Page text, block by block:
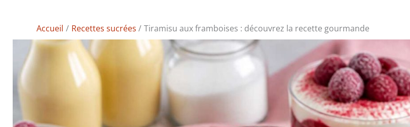
Accueil Recettes sucrées Tiramisu aux framboises : découvrez la recette gourmande